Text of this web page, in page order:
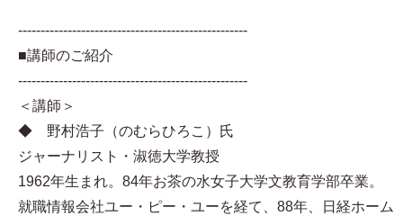
---------------------------------------------------
■講師のご紹介
---------------------------------------------------
＜講師＞
◆ 野村浩子（のむらひろこ）氏
ジャーナリスト・淑徳大学教授
1962年生まれ。84年お茶の水女子大学文教育学部卒業。
就職情報会社ユー・ピー・ユーを経て、88年、日経ホーム